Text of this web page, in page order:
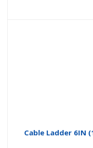
Cable Ladder 6IN